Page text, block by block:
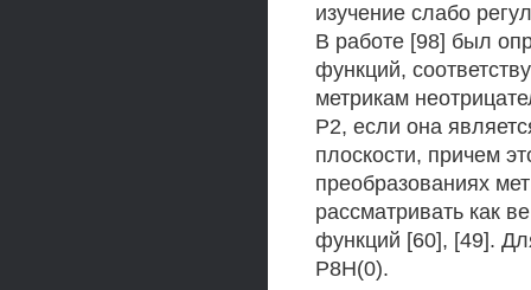
изучение слабо
В работе [98] был
функций,
метрикам
Р2, если она
плоскости, причем
преобразованиях
рассматривать как
функций [60], [49].
Р8Н(0).